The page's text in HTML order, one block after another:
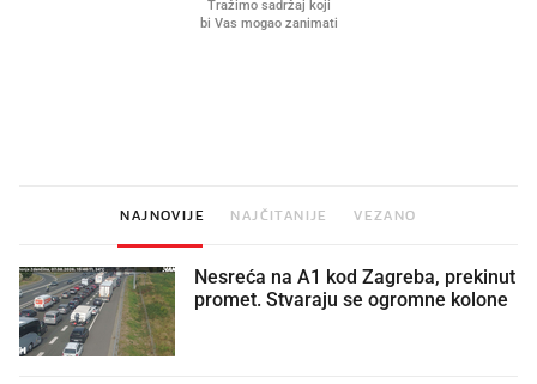
NAJNOVIJE NAJČITANIJE VEZANO
Nesreća na A1 kod Zagreba, prekinut
promet. Stvaraju se ogromne kolone